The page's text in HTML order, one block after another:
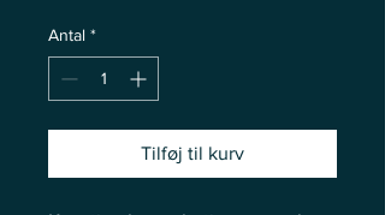
Antal *
Tilføj til kurv